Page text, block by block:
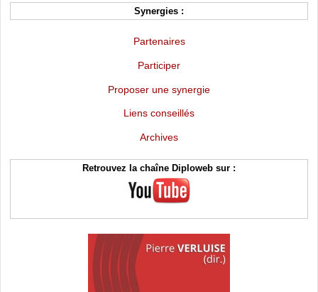
Synergies :
Partenaires
Participer
Proposer une synergie
Liens conseillés
Archives
Retrouvez la chaîne Diploweb sur :